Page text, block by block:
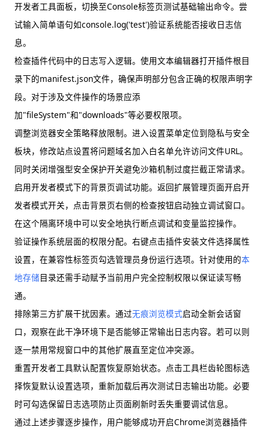
开发者工具面板，切换至Console标签页测试基础输出命令。尝
试输入简单语句如console.log('test')验证系统能否接收日志信
息。
检查插件代码中的日志写入逻辑。使用文本编辑器打开插件根目
录下的manifest.json文件，确保声明部分包含正确的权限声明字
段。对于涉及文件操作的场景应添
加"fileSystem"和"downloads"等必要权限项。
调整浏览器安全策略释放限制。进入设置菜单定位到隐私与安全
板块，修改站点设置将问题域名加入白名单允许访问文件URL。
同时关闭增强型安全保护开关避免沙箱机制过度拦截正常请求。
启用开发者模式下的背景页调试功能。返回扩展管理页面开启开
发者模式开关，点击背景页右侧的检查按钮启动独立调试窗口。
在这个隔离环境中可以安全地执行断点调试和变量监控操作。
验证操作系统层面的权限分配。右键点击插件安装文件选择属性
设置，在兼容性标签页勾选管理员身份运行选项。针对使用的本
地存储目录还需手动赋予当前用户完全控制权限以保证读写畅
通。
排除第三方扩展干扰因素。通过无痕浏览模式启动全新会话窗
口，观察在此干净环境下是否能够正常输出日志内容。若可以则
逐一禁用常规窗口中的其他扩展直至定位冲突源。
重置开发者工具默认配置恢复原始状态。点击工具栏齿轮图标选
择恢复默认设置选项，重新加载后再次测试日志输出功能。必要
时可勾选保留日志选项防止页面刷新时丢失重要调试信息。
通过上述步骤逐步操作，用户能够成功开启Chrome浏览器插件